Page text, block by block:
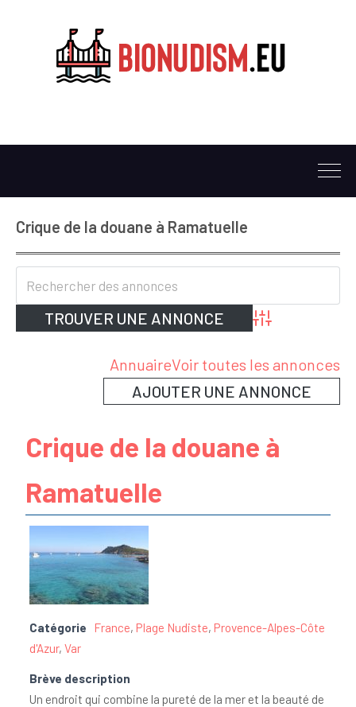
Crique de la douane à Ramatuelle
Advanced Search
AnnuaireVoir toutes les annonces
AJOUTER UNE ANNONCE
Crique de la douane à
Ramatuelle
Catégorie France, Plage Nudiste, Provence-Alpes-Côte
d'Azur, Var
Brève description
Un endroit qui combine la pureté de la mer et la beauté de